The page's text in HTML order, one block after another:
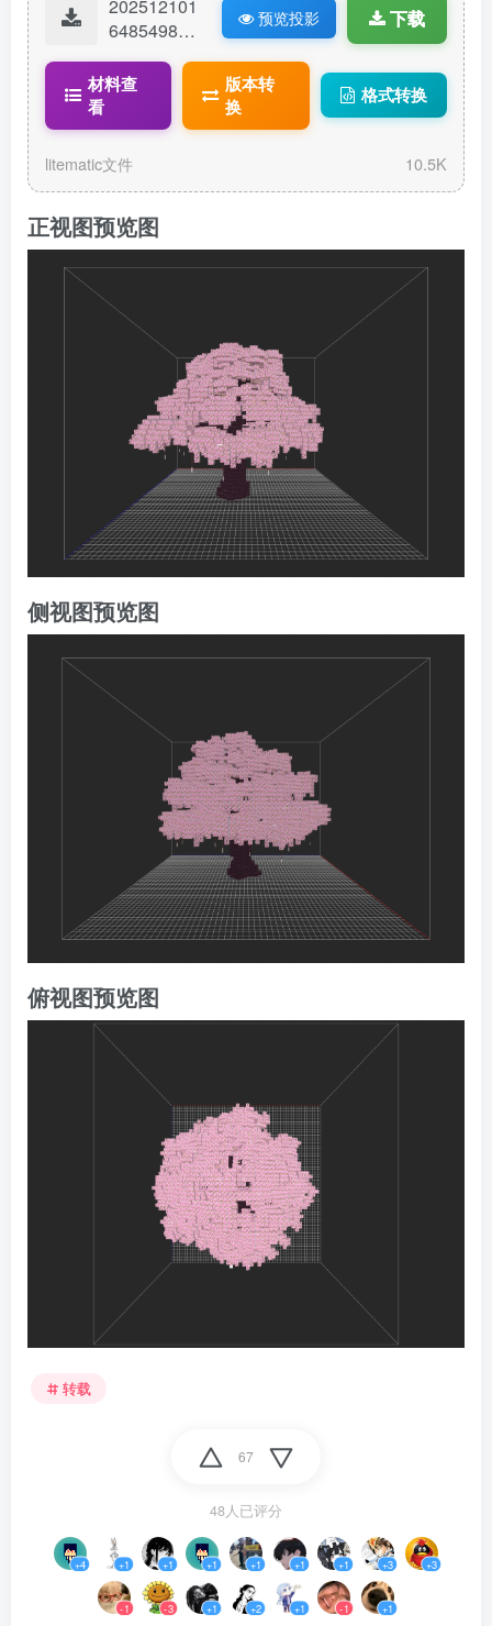
202512101
64854986-l
matic
预览投影 下载
材料查
看
版本转
换
格式转换
litematic文件 10.5K
正视图预览图
侧视图预览图
俯视图预览图
转载
67
48人已评分
+4 +1 +1 +1 +1 +1 +1 +3 +3
-1 -3 +1 +2 +1 -1 +1